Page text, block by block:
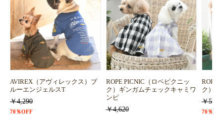
AVIREX（アヴィレックス）ブ
ルーエンジェルスT
￥4,290
70％OFF
ROPE PICNIC（ロペピクニッ
ク）ギンガムチェックキャミワ
ンピ
￥4,620
ROPE
ク）
￥
70％